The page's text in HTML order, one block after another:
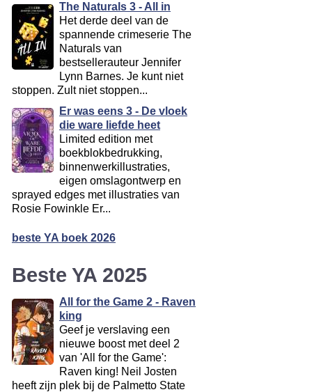
The Naturals 3 - All in
Het derde deel van de
spannende crimeserie The
Naturals van
bestsellerauteur Jennifer
Lynn Barnes. Je kunt niet
stoppen. Zult niet stoppen...
Er was eens 3 - De vloek
die ware liefde heet
Limited edition met
boekblokbedrukking,
binnenwerkillustraties,
eigen omslagontwerp en
sprayed edges met illustraties van
Rosie Fowinkle Er...
beste YA boek 2026
Beste YA 2025
All for the Game 2 - Raven
king
Geef je verslaving een
nieuwe boost met deel 2
van 'All for the Game':
Raven king! Neil Josten
heeft zijn plek bij de Palmetto State